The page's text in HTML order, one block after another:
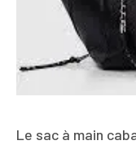
Le sac à main